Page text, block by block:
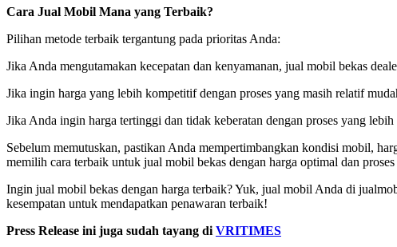
Cara Jual Mobil Mana yang Terbaik?
Pilihan metode terbaik tergantung pada prioritas Anda:
Jika Anda mengutamakan kecepatan dan kenyamanan, jual mobil bekas
Jika ingin harga yang lebih kompetitif dengan proses yang masih relatif
Jika Anda ingin harga tertinggi dan tidak keberatan dengan proses yang
Sebelum memutuskan, pastikan Anda mempertimbangkan kondisi mobil,
memilih cara terbaik untuk jual mobil bekas dengan harga optimal dan
Ingin jual mobil bekas dengan harga terbaik? Yuk, jual mobil Anda di
kesempatan untuk mendapatkan penawaran terbaik!
Press Release ini juga sudah tayang di VRITIMES